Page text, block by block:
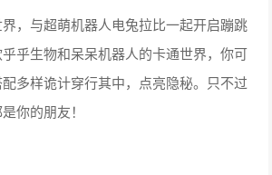
，与超萌机器人电兔拉比一起开启蹦跳
乎生物和呆呆机器人的卡通世界，你可
多样诡计穿行其中，点亮隐秘。只不过
你的朋友！